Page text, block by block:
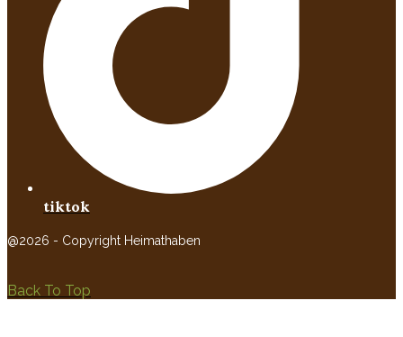
tiktok
@2026 - Copyright Heimathaben
Back To Top